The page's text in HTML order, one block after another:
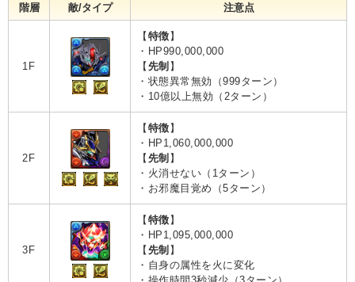
階層 敵/タイプ 注意点
1F
【特徴】
・HP990,000,000
【先制 】
・状態異常無効（999ターン）
・10億以上無効（2ターン）
2F
【特徴】
・HP1,060,000,000
【先制 】
・火消せない（1ターン）
・お邪魔目覚め（5ターン）
3F
【特徴】
・HP1,095,000,000
【先制 】
・自身の属性を火に変化